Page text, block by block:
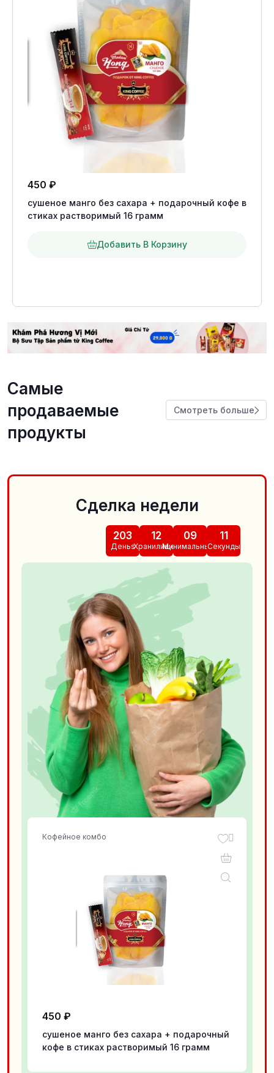
450 ₽
сушеное манго без сахара + подарочный кофе в
стиках растворимый 16 грамм
Добавить В Корзину
Самые
продаваемые
продукты
Смотреть больше
Сделка недели
203
Деньs
12
Хранилищеs
09
Минимальныйs
10
Секунды
Кофейное комбо
450 ₽
сушеное манго без сахара + подарочный
кофе в стиках растворимый 16 грамм